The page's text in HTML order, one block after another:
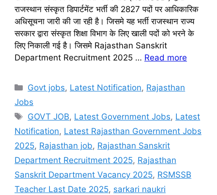
राजस्थान संस्कृत डिपार्टमेंट भर्ती की 2827 पदों पर आधिकारिक
अधिसूचना जारी की जा रही है। जिसमे यह भर्ती राजस्थान राज्य
सरकार द्वारा संस्कृत शिक्षा विभाग के लिए खाली पदों को भरने के
लिए निकाली गई है। जिसमे Rajasthan Sanskrit
Department Recruitment 2025 … Read more
Categories
Govt jobs, Latest Notification, Rajasthan
Jobs
Tags
GOVT JOB, Latest Government Jobs, Latest
Notification, Latest Rajasthan Government Jobs
2025, Rajasthan job, Rajasthan Sanskrit
Department Recruitment 2025, Rajasthan
Sanskrit Department Vacancy 2025, RSMSSB
Teacher Last Date 2025, sarkari naukri